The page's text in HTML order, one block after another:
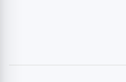
Договір публічної оферти